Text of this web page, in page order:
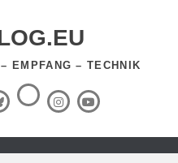
EMPFANG – TECHNIK
BlueSky
RSS-
Feed InstagramYouTube